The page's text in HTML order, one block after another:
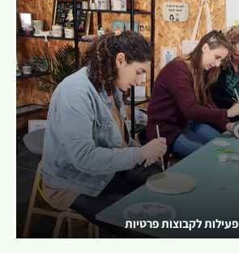
לפרטים נוספים
פעילות לקבוצות פרטיות